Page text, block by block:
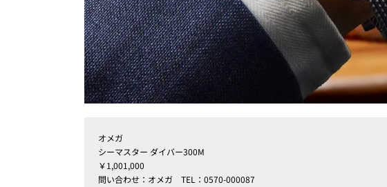
オメガ
シーマスター ダイバー300M
￥1,001,000
問い合わせ：オメガ TEL：0570-000087